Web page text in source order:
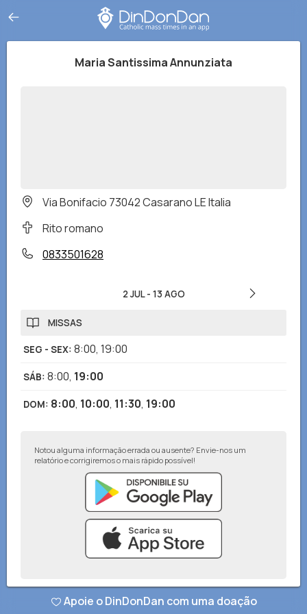
Maria Santissima Annunziata
Via Bonifacio 73042 Casarano LE Italia
Rito romano
0833501628
2 JUL- 13 AGO
MISSAS
SEG - SEX: 8:00, 19:00
SÁB: 8:00, 19:00
DOM: 8:00, 10:00, 11:30, 19:00
Notou alguma informação errada ou ausente? Envie-nos um
relatório e corrigiremos o mais rápido possível!
© DinDonDan App 2026–Política de privacidade–Adicionar ao seu site
Apoie o DinDonDan com uma doação